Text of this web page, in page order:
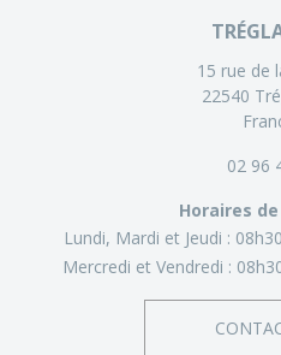
15 rue de
22540
02 96
Horaires
Lundi, Mardi et Jeudi :
Mercredi et Vendredi :